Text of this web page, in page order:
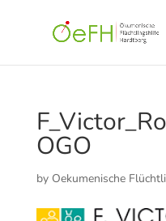
OGO
by Oekumenische